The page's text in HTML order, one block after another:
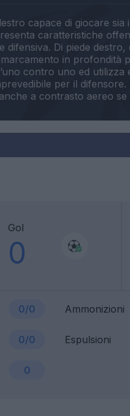
capace di giocare sia
caratteristiche
difensiva. Di piede destro,
in profondità
contro uno ed utilizza
per il
Gol
0
0/0 Ammonizioni
0/0 Espulsioni
0